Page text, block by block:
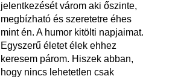
jelentkezését várom aki őszinte,
megbízható és szeretetre éhes
mint én. A humor kitölti napjaimat.
Egyszerű életet élek ehhez
keresem párom. Hiszek abban,
hogy nincs lehetetlen csak